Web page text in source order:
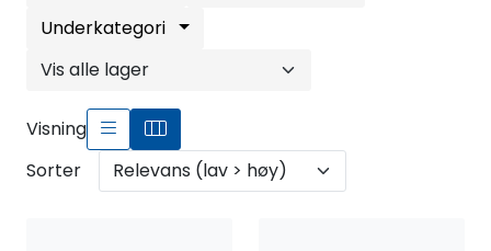
Underkategori
Visning
Sorter
Motor/Styring
Fritid/Sikkerhet